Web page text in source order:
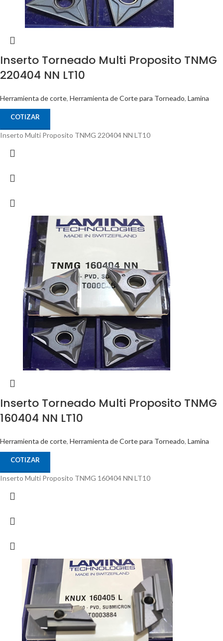
Inserto Torneado Multi Proposito TNMG
220404 NN LT10
Herramienta de corte, Herramienta de Corte para Torneado, Lamina
COTIZAR
Inserto Multi Proposito TNMG 220404 NN LT10
Inserto Torneado Multi Proposito TNMG
160404 NN LT10
Herramienta de corte, Herramienta de Corte para Torneado, Lamina
COTIZAR
Inserto Multi Proposito TNMG 160404 NN LT10